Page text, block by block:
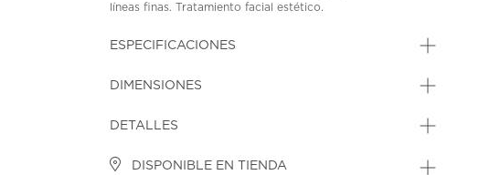
líneas finas. Tratamiento facial estético.
ESPECIFICACIONES
DIMENSIONES
DETALLES
DISPONIBLE EN TIENDA